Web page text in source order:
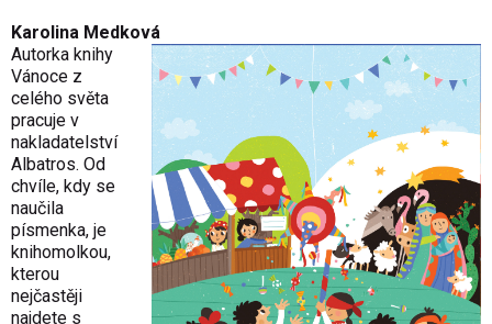
Karolina Medková
Autorka knihy
Vánoce z
celého světa
pracuje v
nakladatelství
Albatros. Od
chvíle, kdy se
naučila
písmenka, je
knihomolkou,
kterou
nejčastěji
najdete s